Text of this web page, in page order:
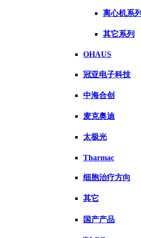
离心机系列
其它系列
OHAUS
冠亚电子科技
中海合创
麦克奥迪
太极光
Tharmac
细胞治疗方向
其它
国产产品